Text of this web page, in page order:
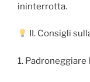
ininterrotta.
II. Consigli
1. Padroneggiare